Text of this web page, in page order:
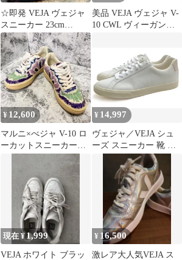
☆即発 VEJA ヴェジャ
スニーカー 23cm
EUR37 定番 V10モデル
美品 VEJA ヴェジャ V-
10 CWL ヴィーガンレ
ック レディース 古着
中古 USED
¥ 12,600
マルニ×べジャ V-10 ロ
ーカットスニーカー
23cm マルチカラー 箱
¥ 14,997
ヴェジャ／VEJA シュ
ーズ スニーカー 靴 ロ
ーカット メンズ 男性
男性用 レザー 革 本革
オフホワイト 白 ホワイ
ESPLAR LOW 定番
現在 ¥1,999
VEJA ホワイト ブラッ
¥ 16,500
激レア大人気VEJA ス